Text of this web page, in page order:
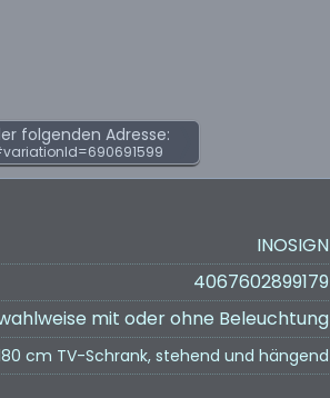
folgenden Adresse:
INOSIGN
4067602899179
wahlweise mit oder ohne Beleuchtung
cm TV-Schrank, stehend und hängend